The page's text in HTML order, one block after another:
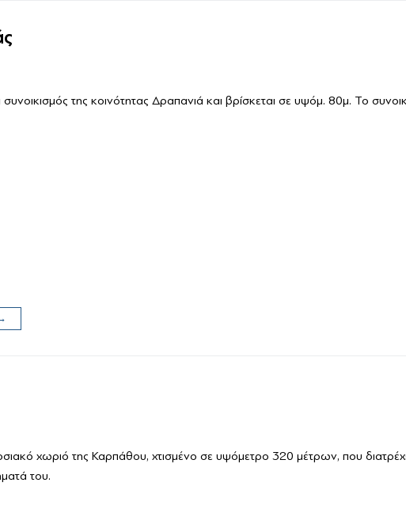
της κοινότητας Δραπανιά και βρίσκεται σε υψόμ. 80μ. Το
χωριό της Καρπάθου, χτισμένο σε υψόμετρο 320 μέτρων, που
του.